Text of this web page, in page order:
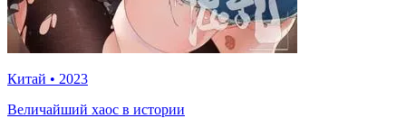
Китай • 2023
Величайший хаос в истории